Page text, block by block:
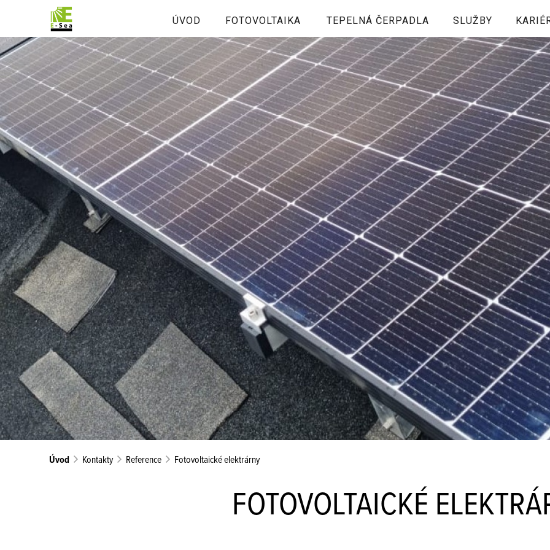
ÚVOD FOTOVOLTAIKA TEPELNÁ ČERPADLA SLUŽBY
Úvod Kontakty Reference Fotovoltaické elektrárny
FOTOVOLTAICKÉ